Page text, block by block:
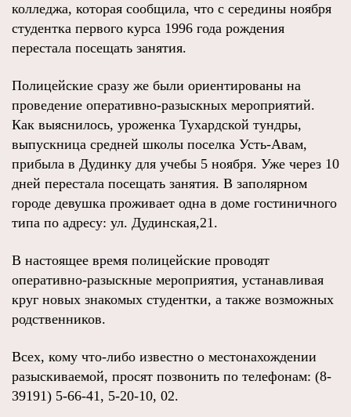
колледжа, которая сообщила, что с середины ноября
студентка первого курса 1996 года рождения
перестала посещать занятия.
Полицейские сразу же были ориентированы на
проведение оперативно-разыскных мероприятий.
Как выяснилось, уроженка Тухардской тундры,
выпускница средней школы поселка Усть-Авам,
прибыла в Дудинку для учебы 5 ноября. Уже через 10
дней перестала посещать занятия. В заполярном
городе девушка проживает одна в доме гостиничного
типа по адресу: ул. Дудинская,21.
В настоящее время полицейские проводят
оперативно-разыскные мероприятия, устанавливая
круг новых знакомых студентки, а также возможных
родственников.
Всех, кому что-либо известно о местонахождении
разыскиваемой, просят позвонить по телефонам: (8-
39191) 5-66-41, 5-20-10, 02.